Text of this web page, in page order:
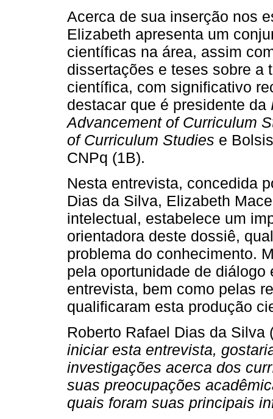
Acerca de sua inserção nos
Elizabeth apresenta um
científicas na área, assim
dissertações e teses sobre a
científica, com significativo
destacar que é presidente da
Advancement of Curriculum
of Curriculum Studies e
CNPq (1B).
Nesta entrevista, concedida
Dias da Silva, Elizabeth
intelectual, estabelece um
orientadora deste dossiê,
problema do conhecimento.
pela oportunidade de
entrevista, bem como pelas
qualificaram esta produção
Roberto Rafael Dias da Silva
iniciar esta entrevista,
investigações acerca dos
suas preocupações
quais foram suas principais